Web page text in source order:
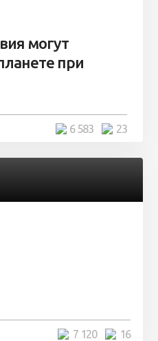
могут
при
23
6 583
16
7 120